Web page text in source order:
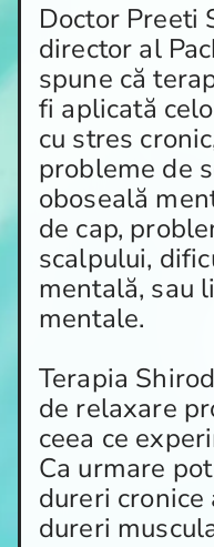
Doctor Preeti
director al
spune că
fi aplicată
cu stres
probleme de
oboseală
de cap,
scalpului,
mentală, sau
mentale.
Terapia
de relaxare
ceea ce
Ca urmare
dureri
dureri